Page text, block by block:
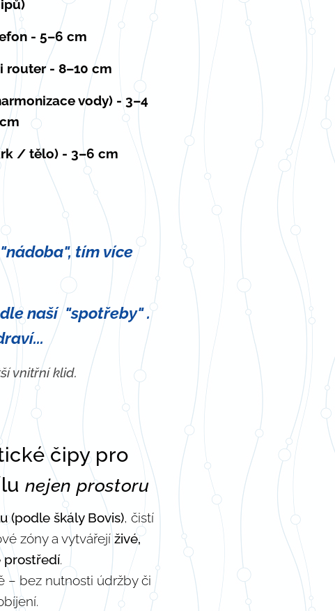
- 5–6 cm
- 8–10 cm
vody) - 3–4
cm
/ tělo) - 3–6 cm
tím více
naší "spotřeby" .
vnitřní klid.
čipy pro
nejen prostoru
(podle škály Bovis), čistí
zóny a vytvářejíživé,
prostředí.
– bez nutnosti údržby či